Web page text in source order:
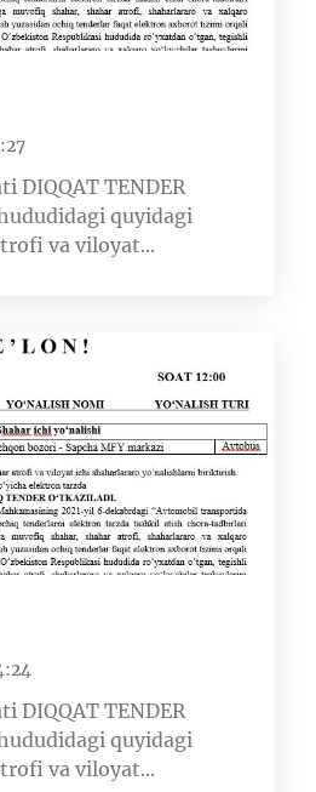
DIQQAT TENDER
quyidagi
va viloyat...
DIQQAT TENDER
quyidagi
va viloyat...